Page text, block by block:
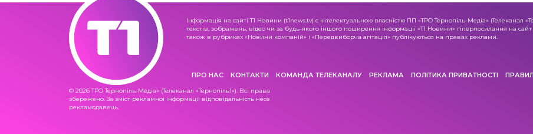
Інформація на сайті Т1 Новини (t1news.tv) є інтелектуальною власністю ПП «ТРО Тернопіль-Медіа» (Телеканал
текстів, зображень, відео чи за будь-якого іншого поширення інформації «Т1 Новини» гіперпосилання на
також в рубриках «Новини компаній» і «Передвиборча агітація» публікуються на правах реклами.
ПРО НАС КОНТАКТИ КОМАНДА ТЕЛЕКАНАЛУ РЕКЛАМА ПОЛІТИКА ПРИВАТНОСТІ
© 2026 ТРО Тернопіль-Медіа» (Телеканал «Тернопіль1»). Всі права
збережено. За зміст рекламної інформації відповідальність несе
рекламодавець.